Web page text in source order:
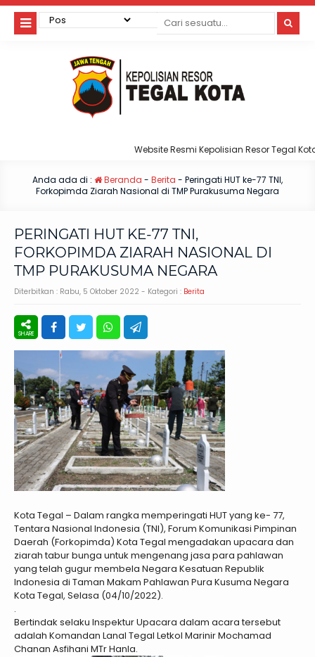
Website Resmi Kepolisian Resor Tegal Kota
Anda ada di : Beranda - Berita - Peringati HUT ke-77 TNI,
Forkopimda Ziarah Nasional di TMP Purakusuma Negara
PERINGATI HUT KE-77 TNI,
FORKOPIMDA ZIARAH NASIONAL DI
TMP PURAKUSUMA NEGARA
Diterbitkan : Rabu, 5 Oktober 2022 - Kategori : Berita
Kota Tegal – Dalam rangka memperingati HUT yang ke- 77,
Tentara Nasional Indonesia (TNI), Forum Komunikasi Pimpinan
Daerah (Forkopimda) Kota Tegal mengadakan upacara dan
ziarah tabur bunga untuk mengenang jasa para pahlawan
yang telah gugur membela Negara Kesatuan Republik
Indonesia di Taman Makam Pahlawan Pura Kusuma Negara
Kota Tegal, Selasa (04/10/2022).
.
Bertindak selaku Inspektur Upacara dalam acara tersebut
adalah Komandan Lanal Tegal Letkol Marinir Mochamad
Chanan Asfihani MTr Hanla.